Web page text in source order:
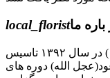
local_floristباره ما
کانون مهدویت صبح عدالت ( مشهد مقدس ) در سال ۱۳۹۲ تاسیس
الله) دوره های